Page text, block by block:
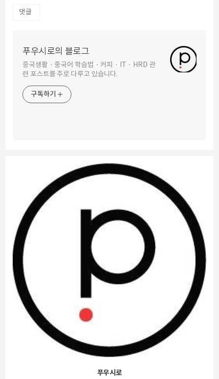
댓글
푸우시로의 블로그
중국생활 · 중국어 학습법 · 커피 · IT · HRD 관
련 포스트를 주로 다루고 있습니다.
구독하기
푸우시로